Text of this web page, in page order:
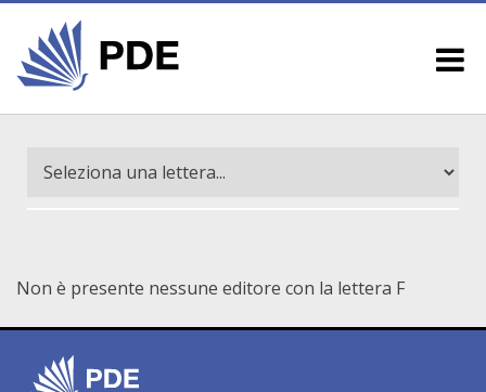
Non è presente nessune editore con la lettera F